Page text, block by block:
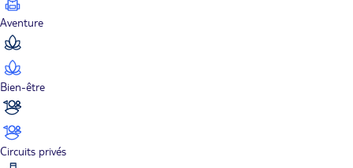
Aventure
Bien-être
Circuits privés